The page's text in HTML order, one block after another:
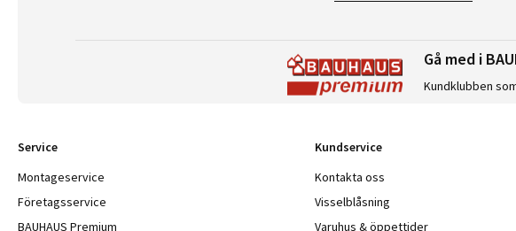
Gå med i
Kundklubben
Service
Montageservice
Företagsservice
BAUHAUS Premium
Kundservice
Kontakta oss
Visselblåsning
Varuhus & öppettider